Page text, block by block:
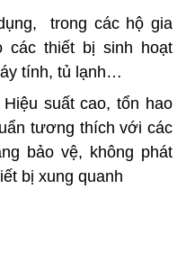
trong các hộ gia
thiết bị sinh hoạt
tính, tủ lạnh…
Hiệu suất cao, tổn hao
tương thích với các
bảo vệ, không phát
bị xung quanh